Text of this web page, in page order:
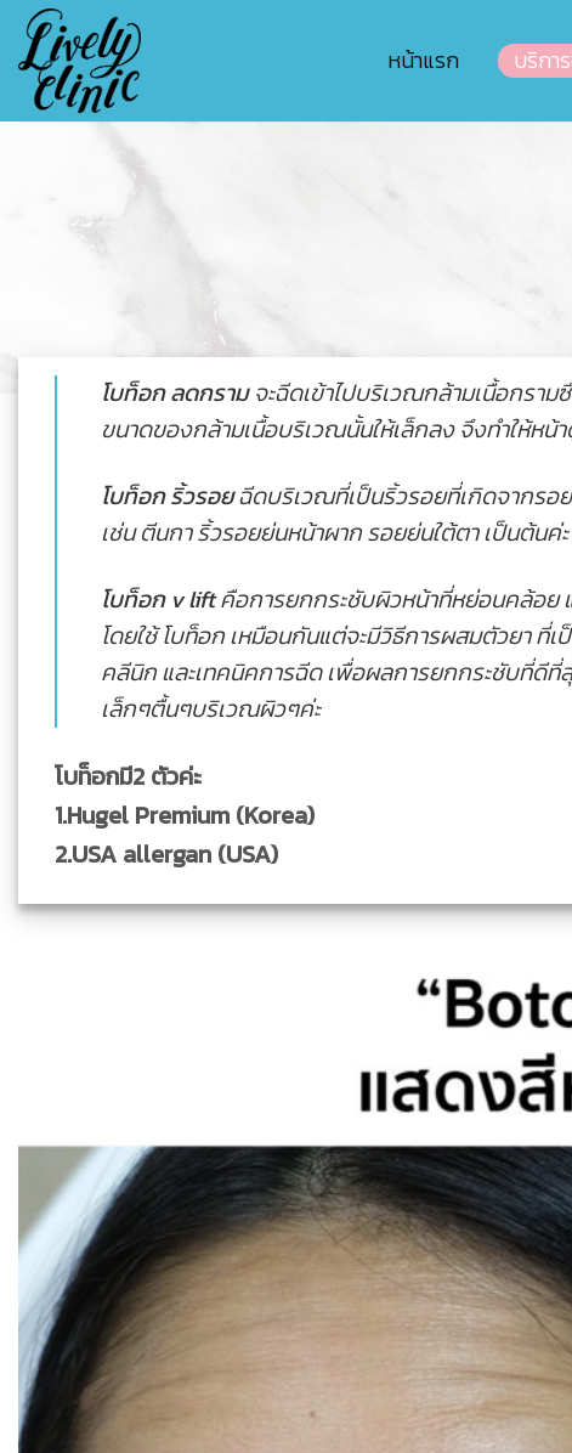
Skip
content
หน้าแรก บริกา
โบท็อก ลดกรามจะฉีดเข้าไปบริเวณกล้ามเนื้อกราม
ขนาดของกล้ามเนื้อบริเวณนั้นให้เล็กลง จึงทำให้หน้
โบท็อก ริ้วรอยฉีดบริเวณที่เป็นริ้วรอยที่เกิดจากรอ
เช่น ตีนกา ริ้วรอยย่นหน้าผาก รอยย่นใต้ตา เป็นต้นค่ะ
โบท็อก v liftคือการยกกระชับผิวหน้าที่หย่อนคล้อย
โดยใช้ โบท็อก เหมือนกันแต่จะมีวิธีการผสมตัวยา ที่เ
คลีนิก และเทคนิคการฉีด เพื่อผลการยกกระชับที่ดีที่
เล็กๆตื้นๆบริเวณผิวๆค่ะ
โบท็อกมี2 ตัวค่ะ
1.Hugel Premium (Korea)
2.USA allergan (USA)